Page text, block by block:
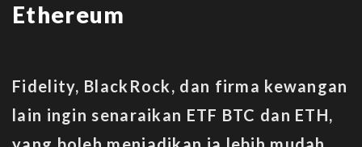
Ethereum
Fidelity, BlackRock, dan firma kewangan
lain ingin senaraikan ETF BTC dan ETH,